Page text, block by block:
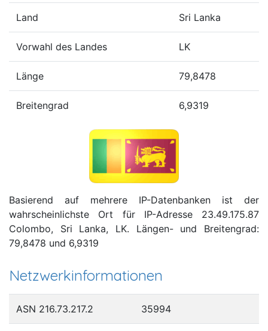
Land Sri Lanka
Vorwahl des Landes LK
Länge 79,8478
Breitengrad 6,9319
Basierend auf mehrere IP-Datenbanken ist der
wahrscheinlichste Ort für IP-Adresse 23.49.175.87
Colombo, Sri Lanka, LK. Längen- und Breitengrad:
79,8478 und 6,9319
Netzwerkinformationen
ASN 216.73.217.2 35994